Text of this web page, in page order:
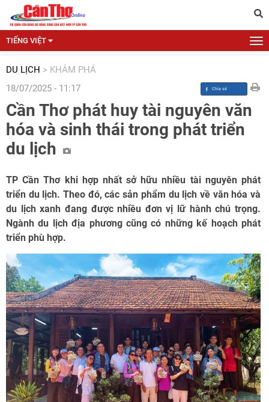
TIẾNG VIỆT
DU LỊCH > KHÁM PHÁ
18/07/2025 - 11:17
Cần Thơ phát huy tài nguyên văn
hóa và sinh thái trong phát triển
du lịch
TP Cần Thơ khi hợp nhất sở hữu nhiều tài nguyên phát
triển du lịch. Theo đó, các sản phẩm du lịch về văn hóa và
du lịch xanh đang được nhiều đơn vị lữ hành chú trọng.
Ngành du lịch địa phương cũng có những kế hoạch phát
triển phù hợp.